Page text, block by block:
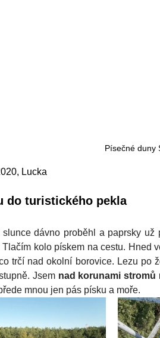
Písečné duny
Lucka
do turistického pekla
slunce dávno proběhl a paprsky
Tlačím kolo pískem na cestu. Hned
trčí nad okolní borovice. Lezu po
Jsem nad korunami
mnou jen pás písku a moře.